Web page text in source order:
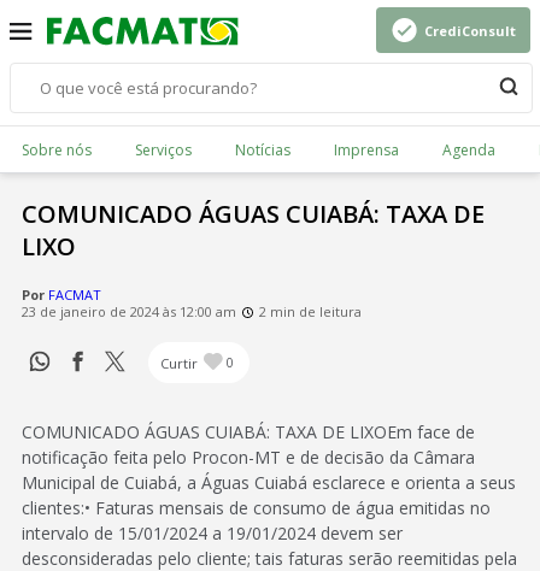
CrediConsult
Sobre nós Serviços Notícias Imprensa Agenda
COMUNICADO ÁGUAS CUIABÁ: TAXA DE
LIXO
Por FACMAT
23 de janeiro de 2024 às 12:00 am
2 min de leitura
Curtir 0
COMUNICADO ÁGUAS CUIABÁ: TAXA DE LIXOEm face de
notificação feita pelo Procon-MT e de decisão da Câmara
Municipal de Cuiabá, a Águas Cuiabá esclarece e orienta a seus
clientes:• Faturas mensais de consumo de água emitidas no
intervalo de 15/01/2024 a 19/01/2024 devem ser
desconsideradas pelo cliente; tais faturas serão reemitidas pela